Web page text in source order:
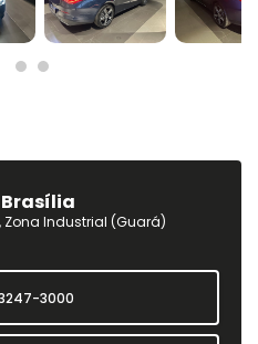
Brasília
Zona Industrial (Guará)
3000